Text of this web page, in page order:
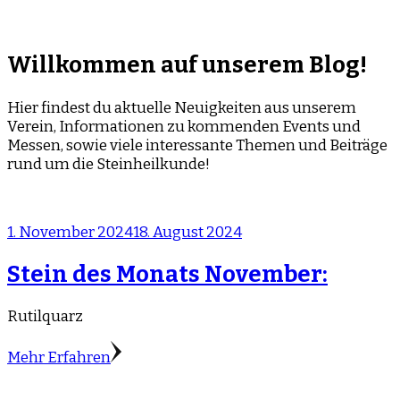
Willkommen auf unserem Blog!
Hier findest du aktuelle Neuigkeiten aus unserem
Verein, Informationen zu kommenden Events und
Messen, sowie viele interessante Themen und Beiträge
rund um die Steinheilkunde!
1. November 202418. August 2024
Stein des Monats November:
Rutilquarz
Mehr Erfahren